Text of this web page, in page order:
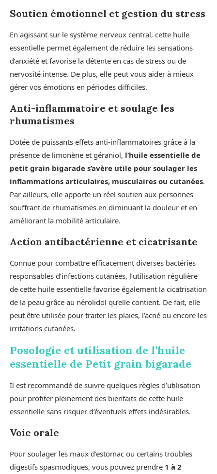
Soutien émotionnel et gestion du stress
En agissant sur le système nerveux central, cette huile
essentielle permet également de réduire les sensations
d’anxiété et favorise la détente en cas de stress ou de
nervosité intense. De plus, elle peut vous aider à mieux
gérer vos émotions en périodes difficiles.
Anti-inflammatoire et soulage les
rhumatismes
Dotée de puissants effets anti-inflammatoires grâce à la
présence de limonène et géraniol, l’huile essentielle de
petit grain bigarade s’avère utile pour soulager les
inflammations articulaires, musculaires ou cutanées.
Par ailleurs, elle apporte un réel soutien aux personnes
souffrant de rhumatismes en diminuant la douleur et en
améliorant la mobilité articulaire.
Action antibactérienne et cicatrisante
Connue pour combattre efficacement diverses bactéries
responsables d’infections cutanées, l’utilisation régulière
de cette huile essentielle favorise également la cicatrisation
de la peau grâce au nérolidol qu’elle contient. De fait, elle
peut être utilisée pour traiter les plaies, l’acné ou encore les
irritations cutanées.
Posologie et utilisation de l’huile
essentielle de Petit grain bigarade
Il est recommandé de suivre quelques règles d’utilisation
pour profiter pleinement des bienfaits de cette huile
essentielle sans risquer d’éventuels effets indésirables.
Voie orale
Pour soulager les maux d’estomac ou certains troubles
digestifs spasmodiques, vous pouvez prendre 1 à 2